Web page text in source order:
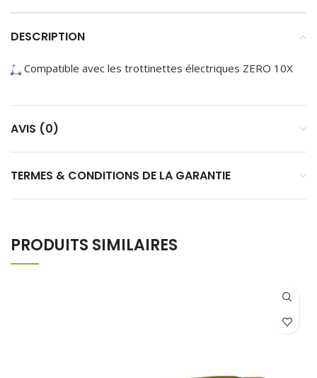
DESCRIPTION
Compatible avec les trottinettes électriques ZERO 10X
AVIS (0)
TERMES & CONDITIONS DE LA GARANTIE
PRODUITS SIMILAIRES